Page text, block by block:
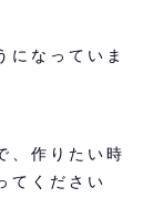
になっていま
、作りたい時
てください